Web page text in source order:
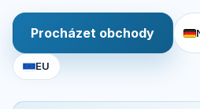
Procházet obchody
EU